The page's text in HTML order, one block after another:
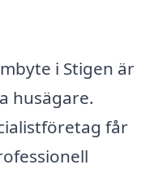
i Stigen är
husägare.
får